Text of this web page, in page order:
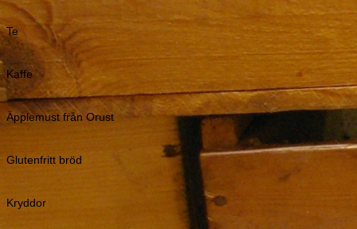
Te
Kaffe
Äpplemust från Orust
Glutenfritt bröd
Kryddor